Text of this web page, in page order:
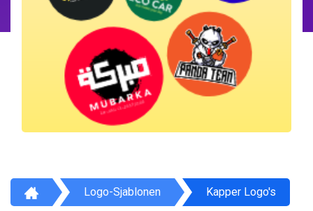
Logo-Sjablonen Kapper Logo's